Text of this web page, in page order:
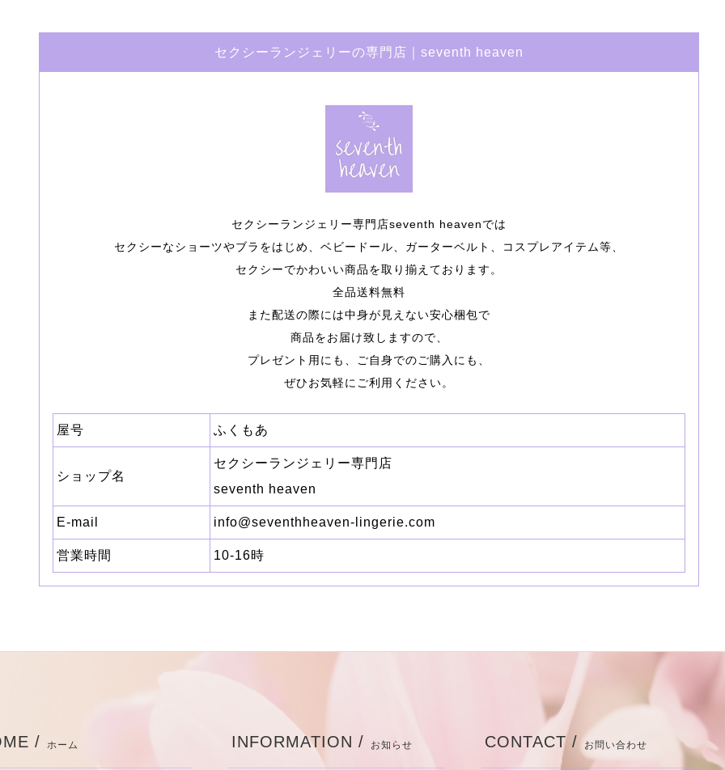
セクシーランジェリーの専門店｜seventh heaven
セクシーランジェリー専門店seventh heavenでは
セクシーなショーツやブラをはじめ、ベビードール、ガーターベルト、コスプレアイテム等、
セクシーでかわいい商品を取り揃えております。
全品送料無料
また配送の際には中身が見えない安心梱包で
商品をお届け致しますので、
プレゼント用にも、ご自身でのご購入にも、
ぜひお気軽にご利用ください。
屋号 ふくもあ
ショップ名
セクシーランジェリー専門店
seventh heaven
E-mail info@seventhheaven-lingerie.com
営業時間 10-16時
/ ホーム INFORMATION / お知らせ CONTACT / お問い合わせ